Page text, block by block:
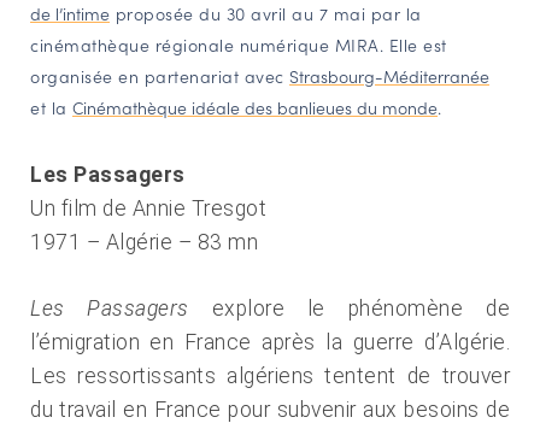
NAVIGATION FILTRÉE « ACTEURS »
PORTAIL CULTURE
Service Inventaire et Patrimoines de la Région Grand Est
Amateurs d’histoire et de patrimoine
Responsables de structures
Étudiants & chercheurs
de l’intime proposée du 30 avril au 7 mai par la
cinémathèque régionale numérique MIRA. Elle est
organisée en partenariat avec Strasbourg-Méditerranée
et la Cinémathèque idéale des banlieues du monde.
Les Passagers
Un film de Annie Tresgot
1971 – Algérie – 83 mn
Les Passagers explore le phénomène de
l’émigration en France après la guerre d’Algérie.
Les ressortissants algériens tentent de trouver
du travail en France pour subvenir aux besoins de